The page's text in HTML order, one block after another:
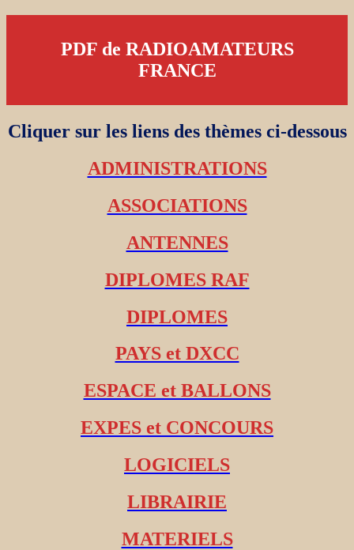
PDF de RADIOAMATEURS
FRANCE
Cliquer sur les liens des thèmes ci-dessous
ADMINISTRATIONS
ASSOCIATIONS
ANTENNES
DIPLOMES RAF
DIPLOMES
PAYS et DXCC
ESPACE et BALLONS
EXPES et CONCOURS
LOGICIELS
LIBRAIRIE
MATERIELS